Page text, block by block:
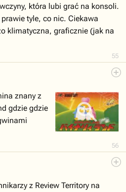
55
która lubi grać na konsoli.
tyle, co nic. Ciekawa
klimatyczna, graficznie (jak na
56
znany z
gdzie gdzie
z Review Territory na